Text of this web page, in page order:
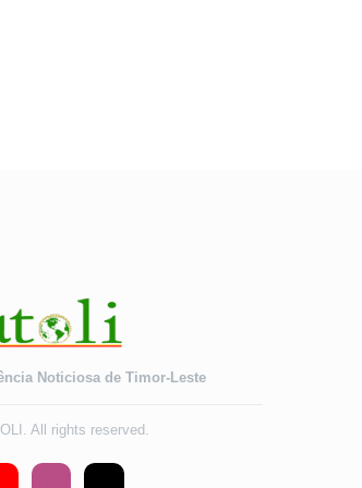
Noticiosa de Timor-Leste
All rights reserved.